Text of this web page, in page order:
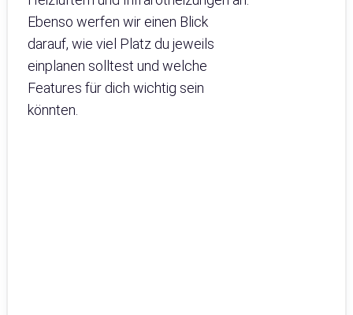
Ebenso werfen wir einen Blick
darauf, wie viel Platz du jeweils
einplanen solltest und welche
Features für dich wichtig sein
könnten.